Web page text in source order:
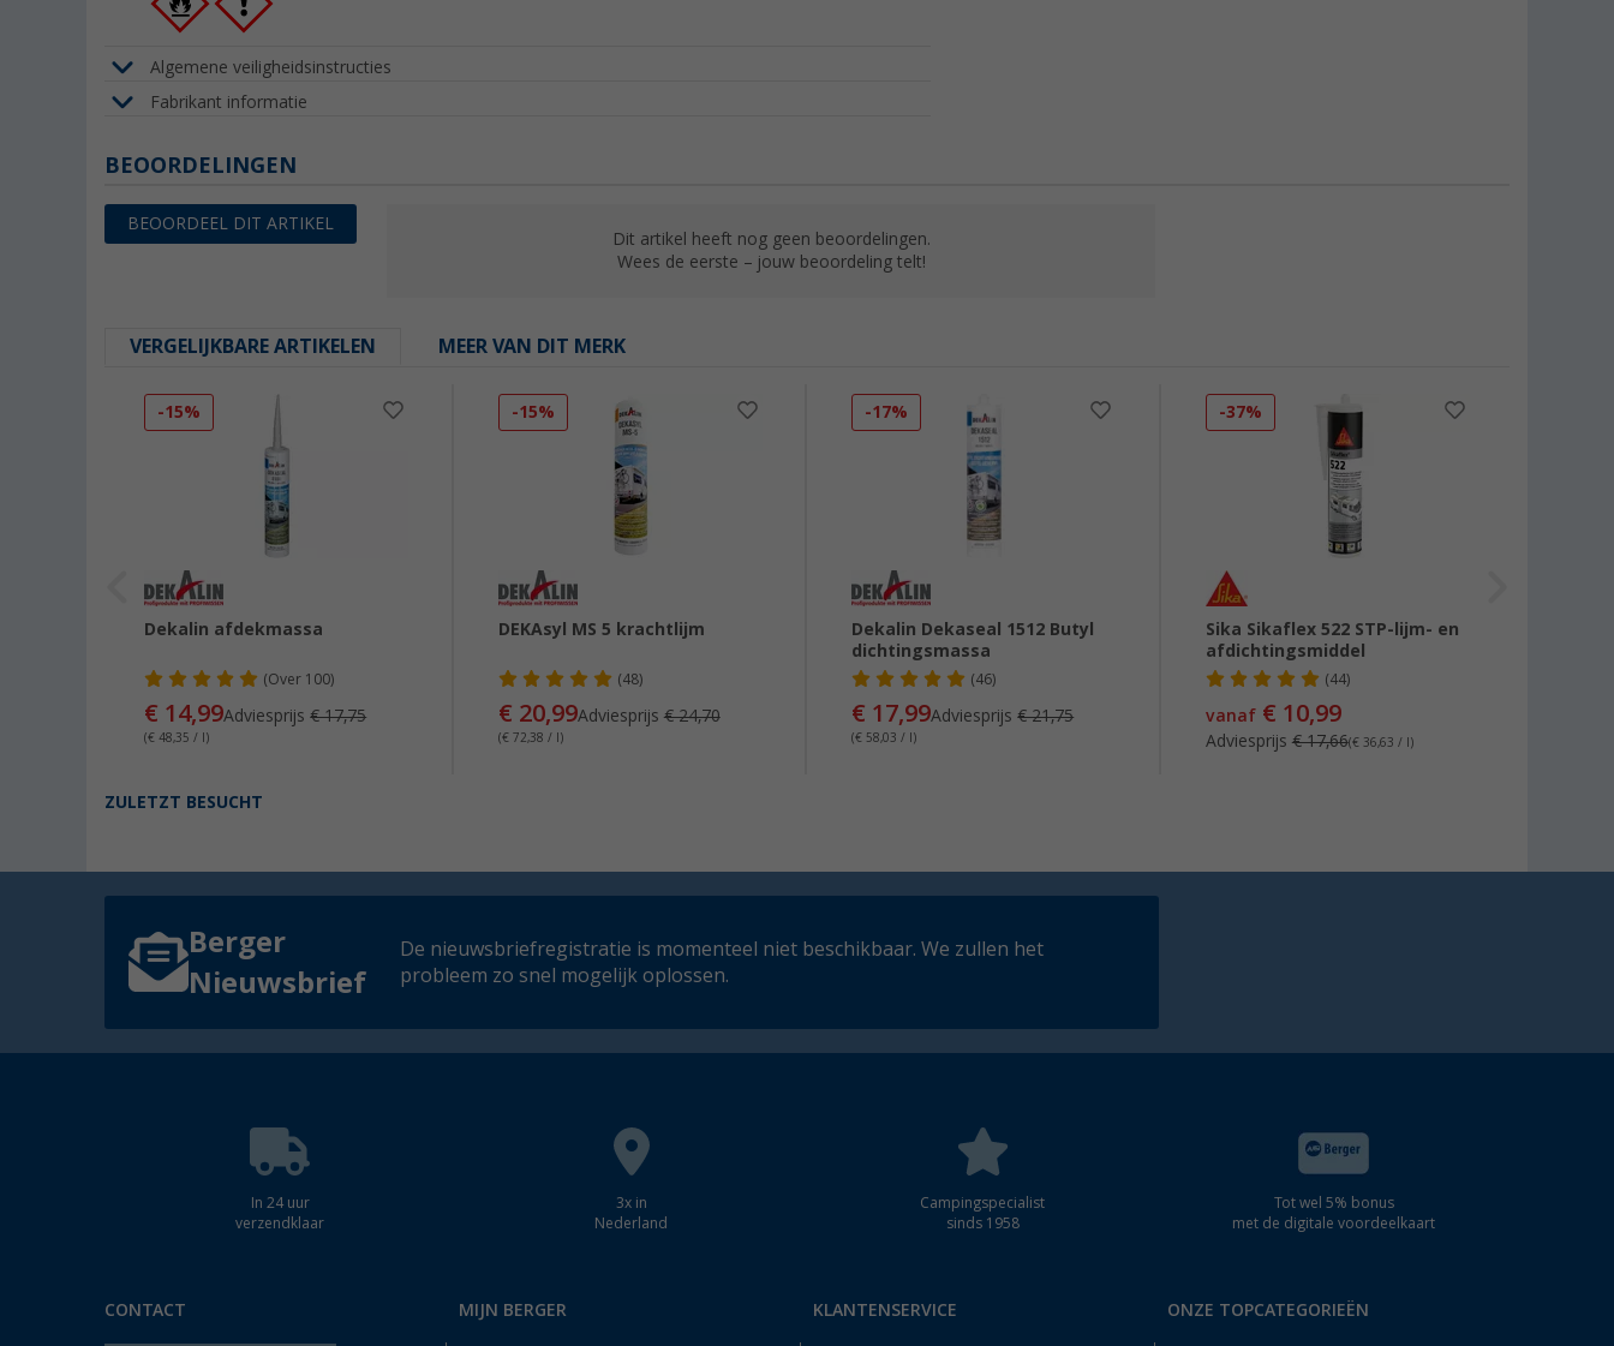
Algemene veiligheidsinstructies
Fabrikant informatie
BEOORDELINGEN
BEOORDEEL DIT ARTIKEL
Dit artikel heeft nog geen beoordelingen.
Wees de eerste – jouw beoordeling telt!
VERGELIJKBARE ARTIKELEN MEER VAN DIT MERK
-15%
Dekalin afdekmassa
(Over 100)
€ 14,99Adviesprijs€ 17,75
(€ 48,35 / l)
-15%
DEKAsyl MS 5 krachtlijm
(48)
€ 20,99Adviesprijs € 24,70
(€ 72,38 / l)
-17%
Dekalin Dekaseal 1512 Butyl
dichtingsmassa
(46)
€ 17,99Adviesprijs€ 21,75
(€ 58,03 / l)
-37%
Sika Sikaflex 522 STP-lijm- en
afdichtingsmiddel
(44)
vanaf€ 10,99
Adviesprijs € 17,66(€ 36,63 / l)
ZULETZT BESUCHT
Berger
Nieuwsbrief
De nieuwsbriefregistratie is momenteel niet beschikbaar. We zullen het
probleem zo snel mogelijk oplossen.
In 24 uur
verzendklaar
3x in
Nederland
Campingspecialist
sinds 1958
Tot wel 5% bonus
met de digitale voordeelkaart
CONTACT MIJN BERGER KLANTENSERVICE ONZE TOPCATEGORIEËN